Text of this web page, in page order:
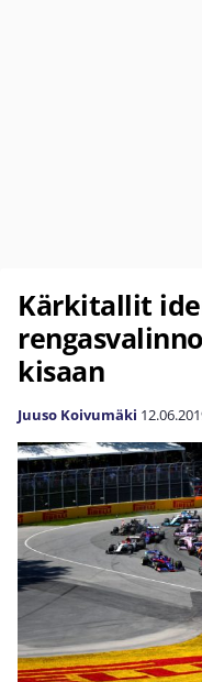
Kärkitallit
kisaan
Juuso Koivumäki